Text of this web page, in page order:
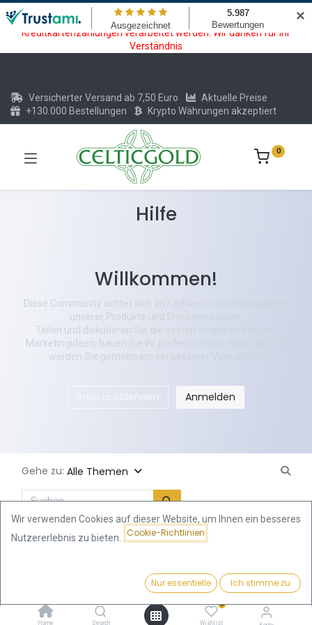
Wartungsarbeiten am Kreditkarten und Krypto Bezahlmodul. In der
Zeit vom 20.07. - 09.08.2026 können keine Krypto oder
Kreditkartenzahlungen verarbeitet werden. Wir danken für Ihr
Verständnis
Home Search
0
Wishlist
Versicherter Versand ab 7,50 Euro
Aktuelle Preise
+130.000 Bestellungen
Krypto Währungen akzeptiert
0
Hilfe
Willkommen!
Diese Community richtet sich an Fachleute und Enthusiasten
unserer Produkte und Dienstleistungen.
Teilen und diskutieren Sie die besten Inhalte und neuen
Marketingideen, bauen Sie Ihr professionelles Profil auf und
werden Sie gemeinsam ein besserer Vermarkter.
Intro ausblenden Anmelden
Gehe zu: Alle Themen
Wir verwenden Cookies auf dieser Website, um Ihnen ein besseres
Nutzererlebnis zu bieten.
Cookie-Richtlinien
Nur essentielle Ich stimme zu
✕